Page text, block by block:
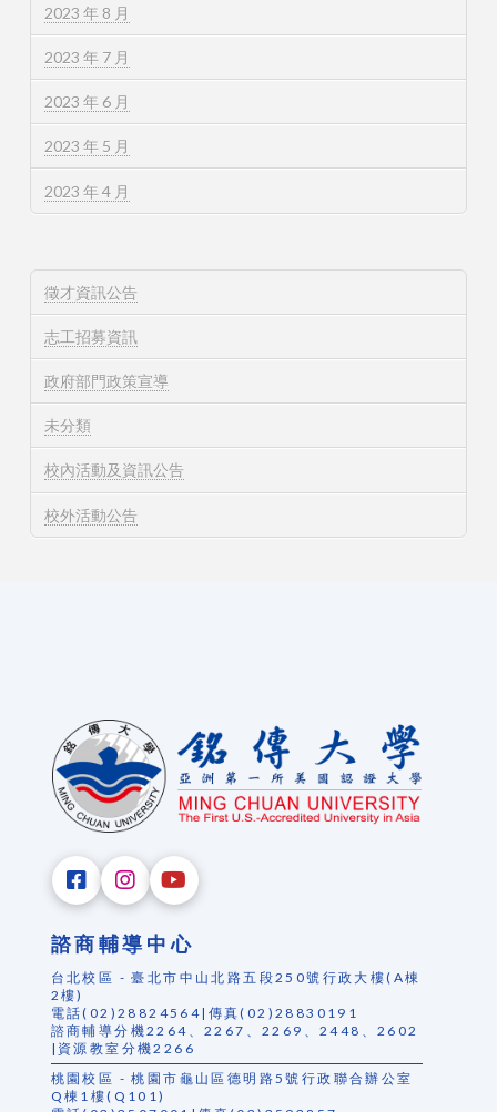
2023 年 8 月
2023 年 7 月
2023 年 6 月
2023 年 5 月
2023 年 4 月
徵才資訊公告
志工招募資訊
政府部門政策宣導
未分類
校內活動及資訊公告
校外活動公告
諮商輔導中心
台北校區 - 臺北市中山北路五段250號行政大樓(A棟
2樓)
電話(02)28824564|傳真(02)28830191
諮商輔導分機2264、2267、2269、2448、2602
|資源教室分機2266
桃園校區 - 桃園市龜山區德明路5號行政聯合辦公室
Q棟1樓(Q101)